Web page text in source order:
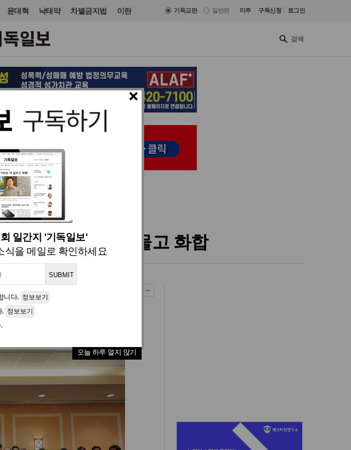
윤대혁 낙태약 차별금지법 이란 기독교판 일반판 미주 구독신청 로그인
×
일간지 '기독일보'
식을 메일로 확인하세요
니다.
.
오늘 하루 열지 않기
입력 2022. 12. 22 15:37
단·세대 간 벽 허물고 화합